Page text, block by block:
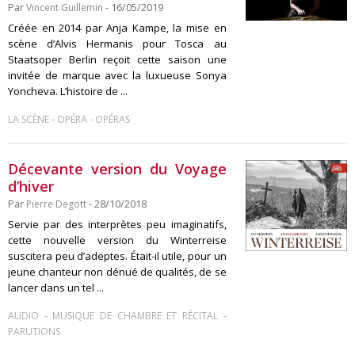
ParVincent Guillemin - 16/05/2019
Créée en 2014 par Anja Kampe, la mise en
scène d’Alvis Hermanis pour Tosca au
Staatsoper Berlin reçoit cette saison une
invitée de marque avec la luxueuse Sonya
Yoncheva. L’histoire de ...
LA SCÈNE- OPÉRA- OPÉRAS
Décevante version du Voyage
d’hiver
Par Pierre Degott- 28/10/2018
Servie par des interprètes peu imaginatifs,
cette nouvelle version du Winterreise
suscitera peu d’adeptes. Était-il utile, pour un
jeune chanteur non dénué de qualités, de se
lancer dans un tel ...
AUDIO - MUSIQUE DE CHAMBRE ET RÉCITAL-
PARUTIONS